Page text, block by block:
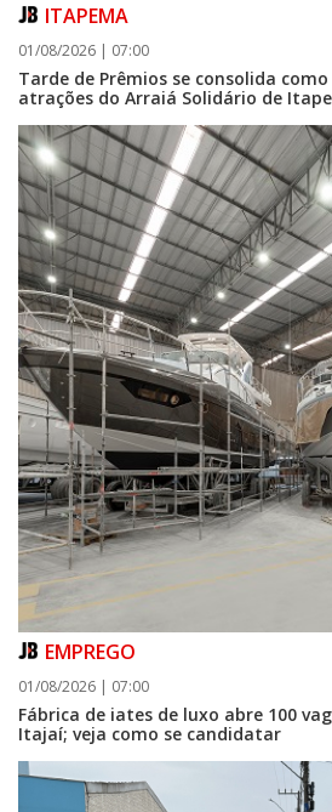
ITAPEMA
01/08/2026 | 07:00
Tarde de Prêmios se consolida
atrações do Arraiá Solidário de
EMPREGO
01/08/2026 | 07:00
Fábrica de iates de luxo abre 100
Itajaí; veja como se candidatar